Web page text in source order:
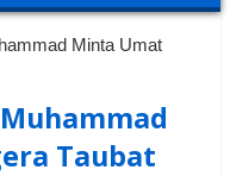
Minta Umat
Taubat